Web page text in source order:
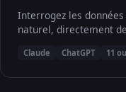
Interrogez les
naturel, directement
Claude ChatGPT 11